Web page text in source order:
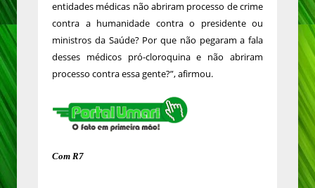
entidades médicas não abriram processo de crime
contra a humanidade contra o presidente ou
ministros da Saúde? Por que não pegaram a fala
desses médicos pró-cloroquina e não abriram
processo contra essa gente?”, afirmou.
Com R7